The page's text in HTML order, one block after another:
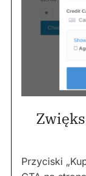
Przyciski